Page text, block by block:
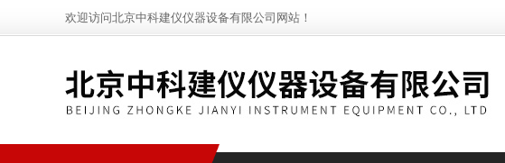
欢迎访问北京中科建仪仪器设备有限公司网站！